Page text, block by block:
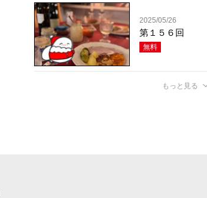
2025/05/26
第１５６回
無料
もっと見る